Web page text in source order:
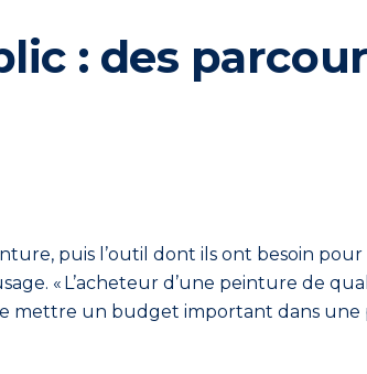
: des
puis l’outil dont ils ont besoin
« L’acheteur d’une peinture de
mettre un budget important dans